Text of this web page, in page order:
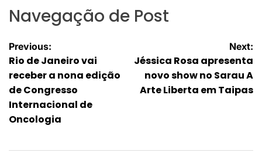
Navegação de Post
Previous:
Rio de Janeiro vai
receber a nona edição
de Congresso
Internacional de
Oncologia
Next:
Jéssica Rosa apresenta
novo show no Sarau A
Arte Liberta em Taipas